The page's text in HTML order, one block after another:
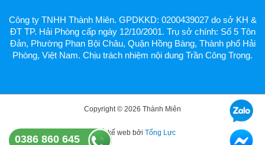
Công ty TNHH Thành Miên. GPDKKD: 0200439027 do sở KH &
ĐT TP. Hải Phòng cấp ngày 12/10/2001. Trụ sở chính: Số 5 Tôn
Đản, Phường Phan Bội Châu, Quận Hồng Bàng, Thành phố Hải
Phòng, Việt Nam. Chịu trách nhiệm nội dung Trần Công Trọng.
Copyright © 2026 Thành Miên
Thiết kế web bởi Tổng Lực
0386 860 645